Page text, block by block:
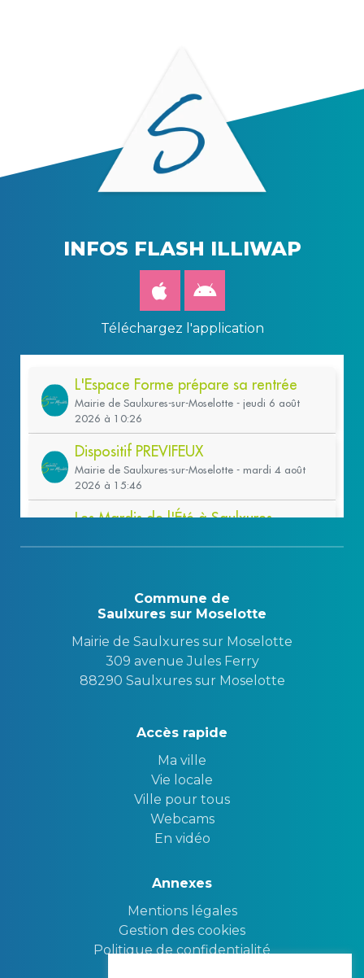
INFOS FLASH ILLIWAP
Téléchargez l'application
Commune de
Saulxures sur Moselotte
Mairie de Saulxures sur Moselotte
309 avenue Jules Ferry
88290 Saulxures sur Moselotte
Accès rapide
Ma ville
Vie locale
Ville pour tous
Webcams
En vidéo
Annexes
Mentions légales
Gestion des cookies
Politique de confidentialité